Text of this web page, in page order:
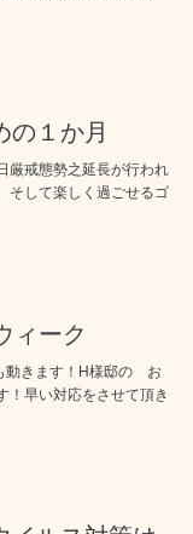
の１か月
厳戒態勢之延長が行われ
そして楽しく過ごせるゴ
ィーク
動きます！H様邸の お
！早い対応をさせて頂き